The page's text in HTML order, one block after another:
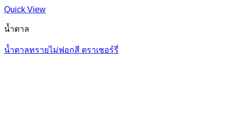
Quick View
น้ำตาล
น้ำตาลทรายไม่ฟอกสี ตราเชอร์รี่